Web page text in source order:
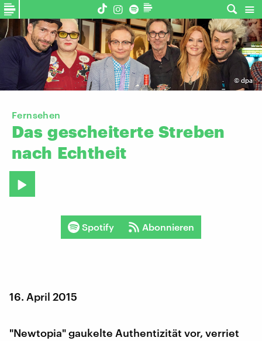
© dpa
Fernsehen
Das gescheiterte Streben
nach Echtheit
Spotify Abonnieren
16. April 2015
"Newtopia" gaukelte Authentizität vor, verriet